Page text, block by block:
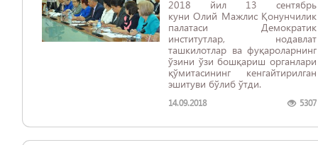
2018 йил 13 сентябрь
куни Олий Мажлис Қонунчилик
палатаси Демократик
институтлар, нодавлат
ташкилотлар ва фуқароларнинг
ўзини ўзи бошқариш органлари
қўмитасининг кенгайтирилган
эшитуви бўлиб ўтди.
14.09.2018 5307